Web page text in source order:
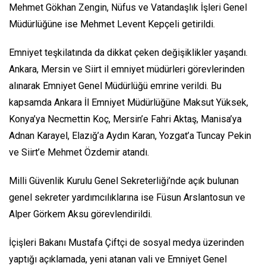
Mehmet Gökhan Zengin, Nüfus ve Vatandaşlık İşleri Genel
Müdürlüğüne ise Mehmet Levent Kepçeli getirildi.
Emniyet teşkilatında da dikkat çeken değişiklikler yaşandı.
Ankara, Mersin ve Siirt il emniyet müdürleri görevlerinden
alınarak Emniyet Genel Müdürlüğü emrine verildi. Bu
kapsamda Ankara İl Emniyet Müdürlüğüne Maksut Yüksek,
Konya’ya Necmettin Koç, Mersin’e Fahri Aktaş, Manisa’ya
Adnan Karayel, Elazığ’a Aydın Karan, Yozgat’a Tuncay Pekin
ve Siirt’e Mehmet Özdemir atandı.
Milli Güvenlik Kurulu Genel Sekreterliği’nde açık bulunan
genel sekreter yardımcılıklarına ise Füsun Arslantosun ve
Alper Görkem Aksu görevlendirildi.
İçişleri Bakanı Mustafa Çiftçi de sosyal medya üzerinden
yaptığı açıklamada, yeni atanan vali ve Emniyet Genel